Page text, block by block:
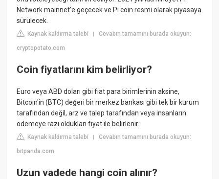
Network mainnet'e geçecek ve Pi coin resmi olarak piyasaya
sürülecek.
Kaynak kaldırma talebi |Cevabın tamamını burada okuyun:
cryptopotato.com
Coin fiyatlarını kim belirliyor?
Euro veya ABD doları gibi fiat para birimlerinin aksine,
Bitcoin'in (BTC) değeri bir merkez bankası gibi tek bir kurum
tarafından değil, arz ve talep tarafından veya insanların
ödemeye razı oldukları fiyat ile belirlenir.
Kaynak kaldırma talebi |Cevabın tamamını burada okuyun:
bitpanda.com
Uzun vadede hangi coin alınır?